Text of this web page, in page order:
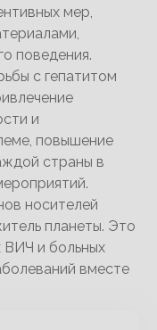
мер,
поведения.
с гепатитом
и
повышение
страны в
носителей
планеты. Это
ВИЧ и больных
вместе